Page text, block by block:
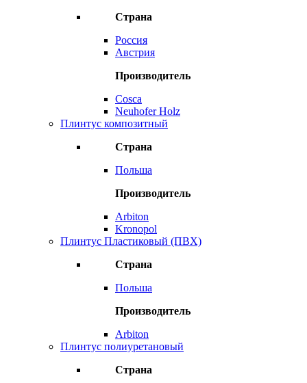
Страна
Россия
Австрия
Производитель
Cosca
Neuhofer Holz
Плинтус композитный
Страна
Польша
Производитель
Arbiton
Kronopol
Плинтус Пластиковый (ПВХ)
Страна
Польша
Производитель
Arbiton
Плинтус полиуретановый
Страна